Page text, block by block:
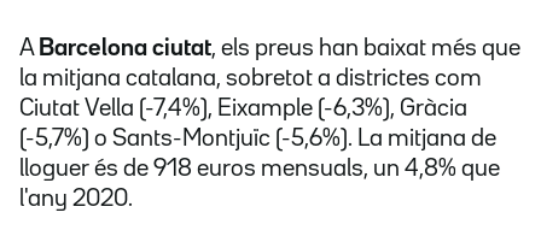
A Barcelona ciutat, els preus han baixat més que
la mitjana catalana, sobretot a districtes com
Ciutat Vella (-7,4%), Eixample (-6,3%), Gràcia
(-5,7%) o Sants-Montjuïc (-5,6%). La mitjana de
lloguer és de 918 euros mensuals, un 4,8% que
l'any 2020.